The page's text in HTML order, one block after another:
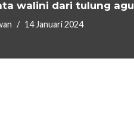
walini dari tulung
14 Januari 2024